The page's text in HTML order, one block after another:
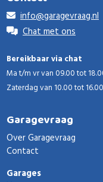
info@garagevraag.nl
Chat met ons
Bereikbaar via chat
Ma t/m vr van 09.00 tot
Zaterdag van 10.00 tot
Garagevraag
Over Garagevraag
Contact
Garages